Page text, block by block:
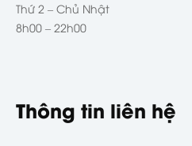
Thứ 2 – Chủ Nhật
8h00 – 22h00
Thông tin liên hệ